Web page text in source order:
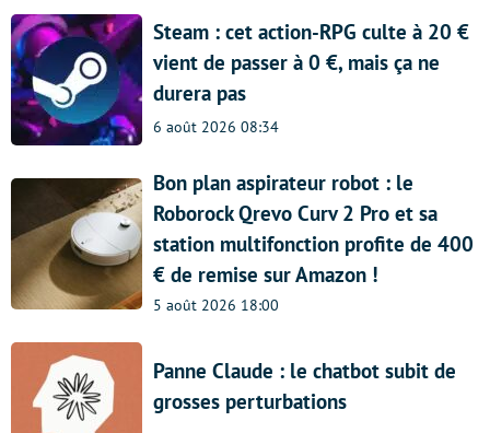
Steam : cet action-RPG culte à 20 €
vient de passer à 0 €, mais ça ne
durera pas
6 août 2026 08:34
Bon plan aspirateur robot : le
Roborock Qrevo Curv 2 Pro et sa
station multifonction profite de 400
€ de remise sur Amazon !
5 août 2026 18:00
Panne Claude : le chatbot subit de
grosses perturbations